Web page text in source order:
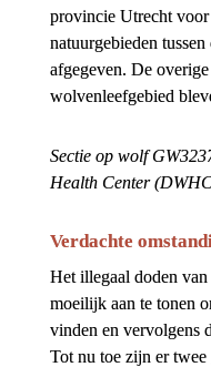
provincie Utrecht voor
natuurgebieden
afgegeven. De overige
wolvenleefgebied
Sectie op wolf
Health Center
Verdachte
Het illegaal doden
moeilijk aan te tonen
vinden en vervolgens
Tot nu toe zijn er